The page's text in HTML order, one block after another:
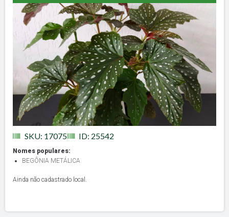
SKU: 17075 ID: 25542
Nomes populares:
BEGÔNIA METÁLICA
Ainda não cadastrado local.